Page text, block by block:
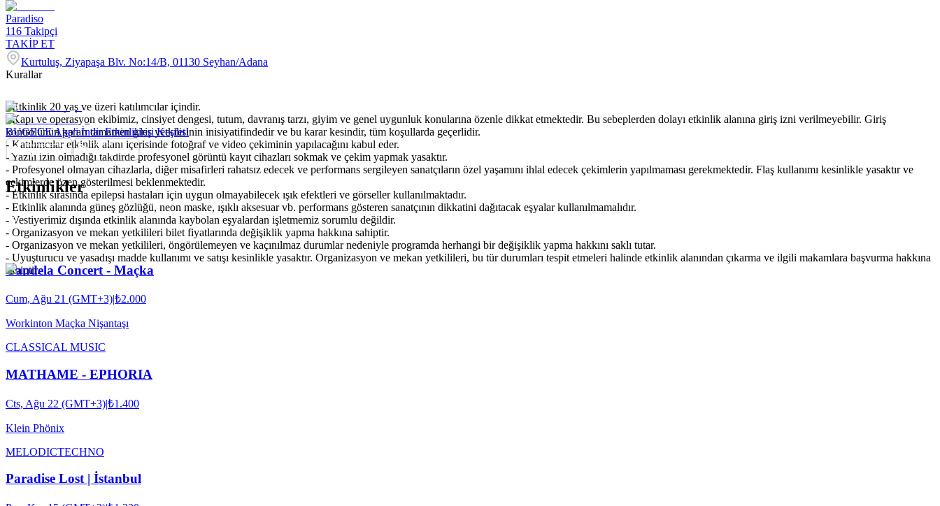
Paradiso
116 Takipçi
TAKİP ET
Kurtuluş, Ziyapaşa Blv. No:14/B, 01130 Seyhan/Adana
Kurallar
- Etkinlik 20 yaş ve üzeri katılımcılar içindir.
- Kapı ve operasyon ekibimiz, cinsiyet dengesi, tutum, davranış tarzı, giyim ve genel uygunluk konularına özenle dikkat etmektedir. Bu sebeplerden dolayı etkinlik alanına giriş izni verilmeyebilir. Giriş
kontrolünün kararı tamamen giriş yetkilisinin inisiyatifindedir ve bu karar kesindir, tüm koşullarda geçerlidir.
- Katılımcılar etkinlik alanı içerisinde fotoğraf ve video çekiminin yapılacağını kabul eder.
- Yazılı izin olmadığı takdirde profesyonel görüntü kayıt cihazları sokmak ve çekim yapmak yasaktır.
- Profesyonel olmayan cihazlarla, diğer misafirleri rahatsız edecek ve performans sergileyen sanatçıların özel yaşamını ihlal edecek çekimlerin yapılmaması gerekmektedir. Flaş kullanımı kesinlikle yasaktır ve
çekimlerde özen gösterilmesi beklenmektedir.
- Etkinlik sırasında epilepsi hastaları için uygun olmayabilecek ışık efektleri ve görseller kullanılmaktadır.
- Etkinlik alanında güneş gözlüğü, neon maske, ışıklı aksesuar vb. performans gösteren sanatçının dikkatini dağıtacak eşyalar kullanılmamalıdır.
- Vestiyerimiz dışında etkinlik alanında kaybolan eşyalardan işletmemiz sorumlu değildir.
- Organizasyon ve mekan yetkilileri bilet fiyatlarında değişiklik yapma hakkına sahiptir.
- Organizasyon ve mekan yetkilileri, öngörülemeyen ve kaçınılmaz durumlar nedeniyle programda herhangi bir değişiklik yapma hakkını saklı tutar.
- Uyuşturucu ve yasadışı madde kullanımı ve satışı kesinlikle yasaktır. Organizasyon ve mekan yetkilileri, bu tür durumları tespit etmeleri halinde etkinlik alanından çıkarma ve ilgili makamlara başvurma hakkına
sahiptir.
BUGECE App'i İndir Etkinlikleri Keşfet!
Etkinlikler
Candela Concert - Maçka
Cum, Ağu 21 (GMT+3)|₺2.000
Workinton Maçka Nişantaşı
CLASSICAL MUSIC
MATHAME - EPHORIA
Cts, Ağu 22 (GMT+3)|₺1.400
Klein Phönix
MELODICTECHNO
Paradise Lost | İstanbul